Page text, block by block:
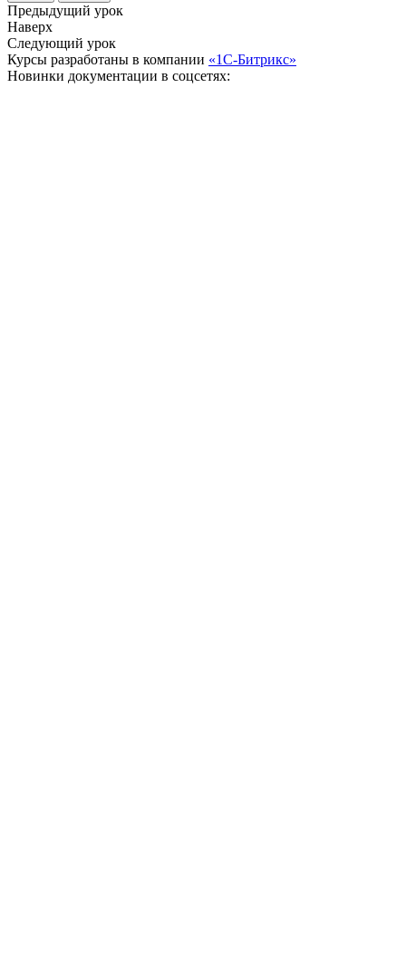
Предыдущий урок
Наверх
Следующий урок
Курсы разработаны в компании «1С-Битрикс»
Новинки документации в соцсетях: